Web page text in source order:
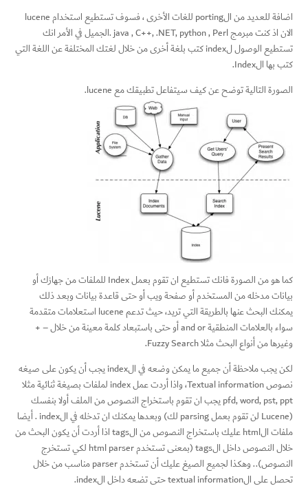
اضافة للعديد من الporting للغات الأخرى ، فسوف تستطيع استخدام lucene
الان اذ كنت مبرمج java , C++, .NET, python , Perl .الجميل في الأمر انك
تستطيع الوصول لindex كتب بلغة أخرى من خلال لغتك المختلفة عن اللغة التي
كتب بها الIndex.
الصورة التالية توضح عن كيف سيتفاعل تطبيقك مع lucene.
كما هو من الصورة فانك تستطيع ان تقوم بعمل Index للملفات من جهازك أو
بيانات مدخله من المستخدم أو صفحة ويب أو حتى قاعدة بيانات وبعد ذلك
يمكنك البحث عنها بالطريقة التي تريد، حيث تدعم lucene استعلامات متقدمة
سواء بالعلامات المنطقية and or أو حتى باستبعاد كلمة معينة من خلال – +
وغيرها من أنواع البحث مثلا Fuzzy Search.
لكن يجب ملاحظة أن جميع ما يمكن وضعه في الindex يجب أن يكون على صيغه
نصوص Textual information، واذا أردت عمل index لملفات بصيغة ثنائية مثلا
pfd, word, pst, ppt يجب ان تقوم باستخراج النصوص من الملف أولا بنفسك
(Lucene لن تقوم بعمل parsing لك) وبعدها يمكنك ان تدخله في الindex . أيضا
ملفات الhtml عليك باستخراج النصوص من الtags اذا أردت أن يكون البحث من
خلال النصوص داخل الtags (بمعنى تستخدم html parser لكي تستخرج
النصوص).. وهكذا لجميع الصيغ عليك أن تستخدم parser مناسب من خلال
تحصل على الtextual information حتى تضعه داخل الindex.